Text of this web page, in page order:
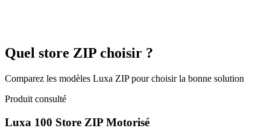
Garantie structurelle de 10 ans et garantie de surface de 5 ans.
Quel store ZIP choisir ?
Comparez les modèles Luxa ZIP pour choisir la bonne solution
Produit consulté
Luxa 100 Store ZIP Motorisé